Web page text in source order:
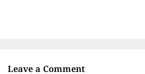
Leave a Comment